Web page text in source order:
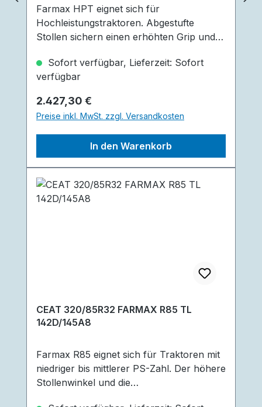
Farmax HPT eignet sich für
Hochleistungstraktoren. Abgestufte
Stollen sichern einen erhöhten Grip und
bietet eine extra breite Lauffläche, diese
sorgt für eine höhere Standfläche, die
Stollenverbindung stabilisiert die Stollen
und hilft bei der Selbstreinigung. Geringere
Schäden an Boden und Pflanzen durch
abgerundete Schultern, sowie guter
Geräusche und Vibration durch 50°
Stollenwinkel in der Lauffläche sind
Sofort verfügbar, Lieferzeit: Sofort
verfügbar
Regulärer Preis:
2.427,30 €
Preise inkl. MwSt. zzgl. Versandkosten
In den Warenkorb
CEAT 320/85R32 FARMAX R85 TL
142D/145A8
Farmax R85 eignet sich für Traktoren mit
niedriger bis mittlerer PS-Zahl. Der höhere
Stollenwinkel und die